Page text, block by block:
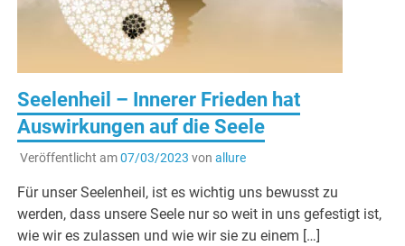
Seelenheil – Innerer Frieden hat
Auswirkungen auf die Seele
Veröffentlicht am07/03/2023 von allure
Für unser Seelenheil, ist es wichtig uns bewusst zu
werden, dass unsere Seele nur so weit in uns gefestigt ist,
wie wir es zulassen und wie wir sie zu einem […]